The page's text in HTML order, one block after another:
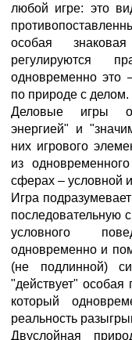
любой игре: это
особая
регулируются
одновременно это
по природе с делом.
Деловые игры
энергией" и
них игрового
из
сферах – условной
Игра
последовательную
условного
одновременно и
(не подлинной)
"действует" особая
который
реальность
Двуслойная